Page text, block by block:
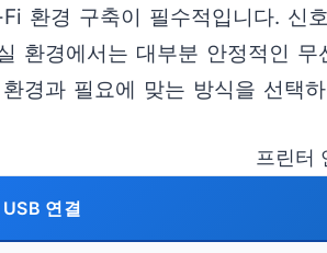
환경 구축이 필수적입니다. 신
환경에서는 대부분 안정적인
경과 필요에 맞는 방식을 선택
프린터
USB 연결